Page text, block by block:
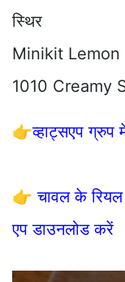
स्थिर
Minikit Lemon
1010 Creamy
👉व्हाट्सएप ग्रुप
👉चावल के रियल
एप डाउनलोड करें